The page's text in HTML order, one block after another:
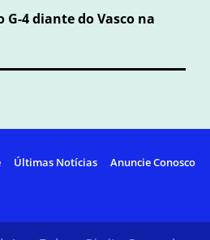
G-4 diante do Vasco na
Últimas Notícias Anuncie Conosco